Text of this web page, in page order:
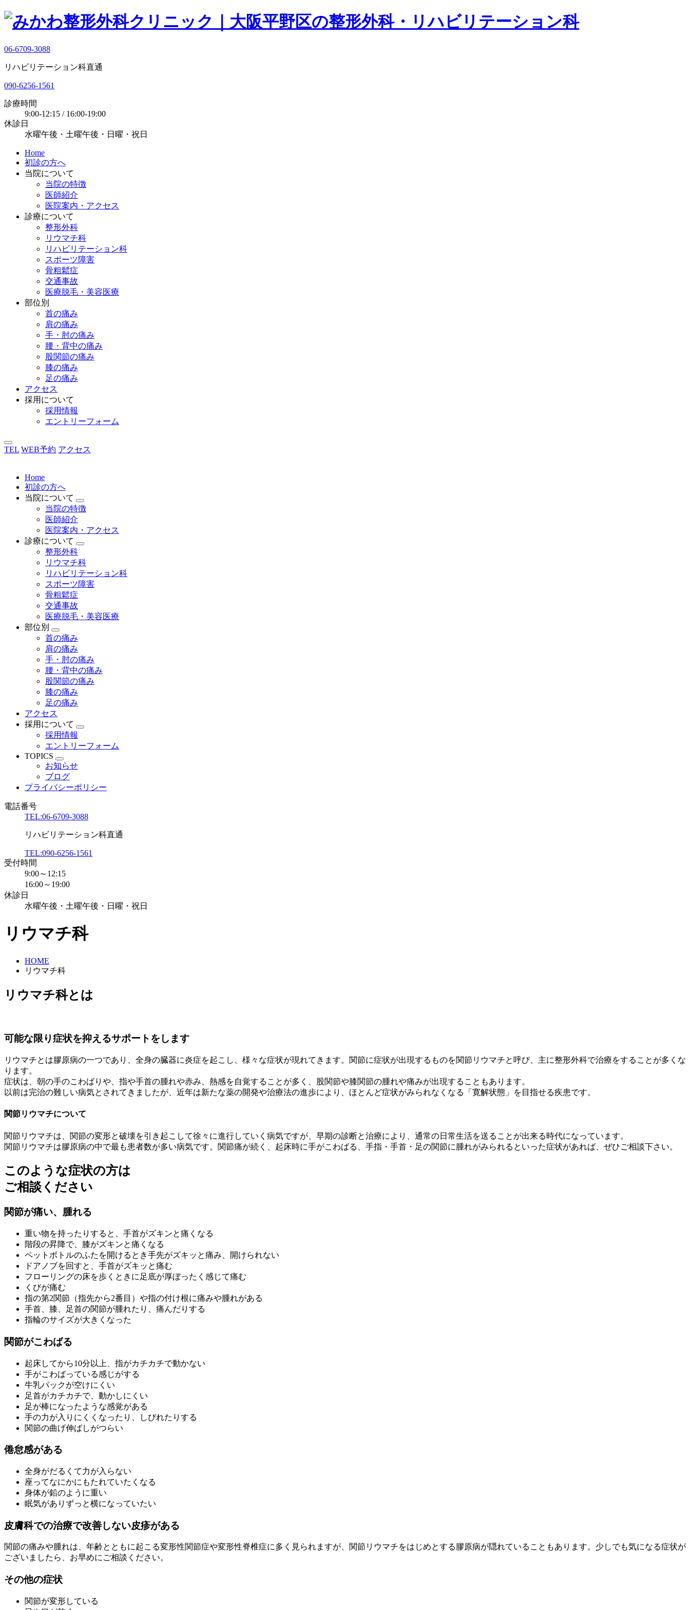
06-6709-3088
リハビリテーション科直通
090-6256-1561
診療時間
9:00-12:15 / 16:00-19:00
休診日
水曜午後・土曜午後・日曜・祝日
Home
初診の方へ
当院について
当院の特徴
医師紹介
医院案内・アクセス
診療について
整形外科
リウマチ科
リハビリテーション科
スポーツ障害
骨粗鬆症
交通事故
医療脱毛・美容医療
部位別
首の痛み
肩の痛み
手・肘の痛み
腰・背中の痛み
股関節の痛み
膝の痛み
足の痛み
アクセス
採用について
採用情報
エントリーフォーム
TEL WEB予約 アクセス
Home
初診の方へ
当院について
当院の特徴
医師紹介
医院案内・アクセス
診療について
整形外科
リウマチ科
リハビリテーション科
スポーツ障害
骨粗鬆症
交通事故
医療脱毛・美容医療
部位別
首の痛み
肩の痛み
手・肘の痛み
腰・背中の痛み
股関節の痛み
膝の痛み
足の痛み
アクセス
採用について
採用情報
エントリーフォーム
TOPICS
お知らせ
ブログ
プライバシーポリシー
電話番号
TEL:06-6709-3088
リハビリテーション科直通
TEL:090-6256-1561
受付時間
9:00～12:15
16:00～19:00
休診日
水曜午後・土曜午後・日曜・祝日
リウマチ科
HOME
リウマチ科
リウマチ科とは
可能な限り症状を抑えるサポートをします
リウマチとは膠原病の一つであり、全身の臓器に炎症を起こし、様々な症状が現れてきます。関節に症状が出現するものを関節リウマチと呼び、主に整形外科で治療をすることが多くな
ります。
症状は、朝の手のこわばりや、指や手首の腫れや赤み、熱感を自覚することが多く、股関節や膝関節の腫れや痛みが出現することもあります。
以前は完治の難しい病気とされてきましたが、近年は新たな薬の開発や治療法の進歩により、ほとんど症状がみられなくなる「寛解状態」を目指せる疾患です。
関節リウマチについて
関節リウマチは、関節の変形と破壊を引き起こして徐々に進行していく病気ですが、早期の診断と治療により、通常の日常生活を送ることが出来る時代になっています。
関節リウマチは膠原病の中で最も患者数が多い病気です。関節痛が続く、起床時に手がこわばる、手指・手首・足の関節に腫れがみられるといった症状があれば、ぜひご相談下さい。
このような症状の方は
ご相談ください
関節が痛い、腫れる
重い物を持ったりすると、手首がズキンと痛くなる
階段の昇降で、膝がズキンと痛くなる
ペットボトルのふたを開けるとき手先がズキッと痛み、開けられない
ドアノブを回すと、手首がズキッと痛む
フローリングの床を歩くときに足底が厚ぼったく感じて痛む
くびが痛む
指の第2関節（指先から2番目）や指の付け根に痛みや腫れがある
手首、膝、足首の関節が腫れたり、痛んだりする
指輪のサイズが大きくなった
関節がこわばる
起床してから10分以上、指がカチカチで動かない
手がこわばっている感じがする
牛乳パックが空けにくい
足首がカチカチで、動かしにくい
足が棒になったような感覚がある
手の力が入りにくくなったり、しびれたりする
関節の曲げ伸ばしがつらい
倦怠感がある
全身がだるくて力が入らない
座ってなにかにもたれていたくなる
身体が鉛のように重い
眠気がありずっと横になっていたい
皮膚科での治療で改善しない皮疹がある
関節の痛みや腫れは、年齢とともに起こる変形性関節症や変形性脊椎症に多く見られますが、関節リウマチをはじめとする膠原病が隠れていることもあります。少しでも気になる症状が
ございましたら、お早めにご相談ください。
その他の症状
関節が変形している